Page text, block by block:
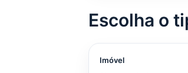
Escolha o
Imóvel